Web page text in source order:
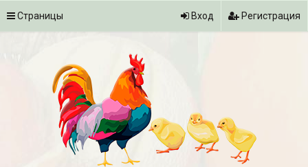
Страницы Вход Регистрация